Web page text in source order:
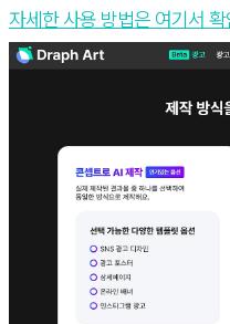
자세한 사용 방법은 여기서